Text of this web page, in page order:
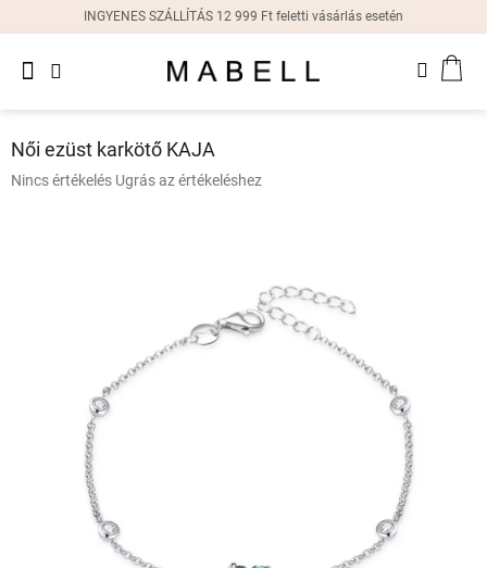
tartalomhoz
INGYENES SZÁLLÍTÁS 12 999 Ft feletti vásárlás esetén
Női
fülbevalók
Ajándékdobozok
Női ezüst karkötő KAJA
A
Nincs értékelés Ugrás az értékeléshez